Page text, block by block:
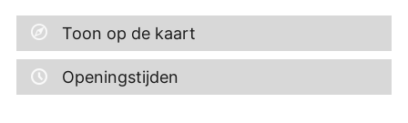
Toon op de kaart
Openingstijden